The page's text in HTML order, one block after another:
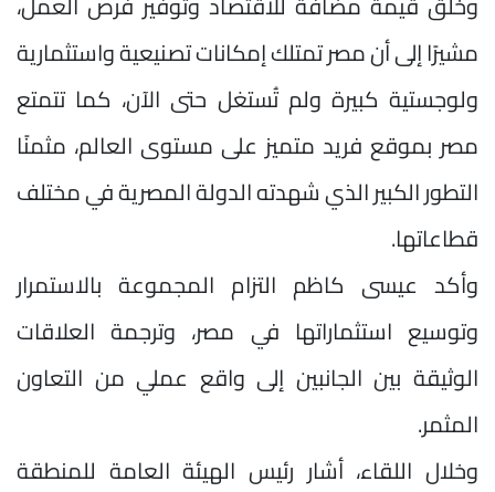
مشيرًا إلى أن مصر تمتلك إمكانات تصنيعية واستثمارية
ولوجستية كبيرة ولم تُستغل حتى الآن، كما تتمتع
مصر بموقع فريد متميز على مستوى العالم، مثمنًا
التطور الكبير الذي شهدته الدولة المصرية في مختلف
قطاعاتها.
وأكد عيسى كاظم التزام المجموعة بالاستمرار
وتوسيع استثماراتها في مصر، وترجمة العلاقات
الوثيقة بين الجانبين إلى واقع عملي من التعاون
المثمر.
وخلال اللقاء، أشار رئيس الهيئة العامة للمنطقة